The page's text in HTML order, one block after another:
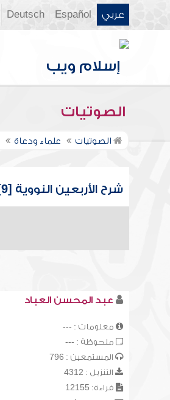
عربي Español
Deutsch
الصوتيات
الصوتيات علماء ودعاة
شرح الأربعين النووية [9]
عبد المحسن العباد
معلومات : ---
ملحوظة : ---
المستمعين : 796
التنزيل : 4312
قراءة: 12155